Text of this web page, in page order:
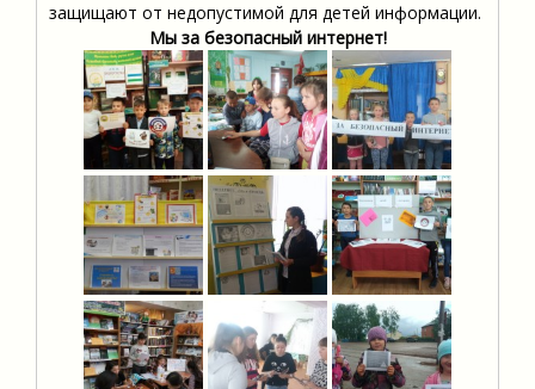
защищают от недопустимой для детей информации.
Мы за безопасный интернет!